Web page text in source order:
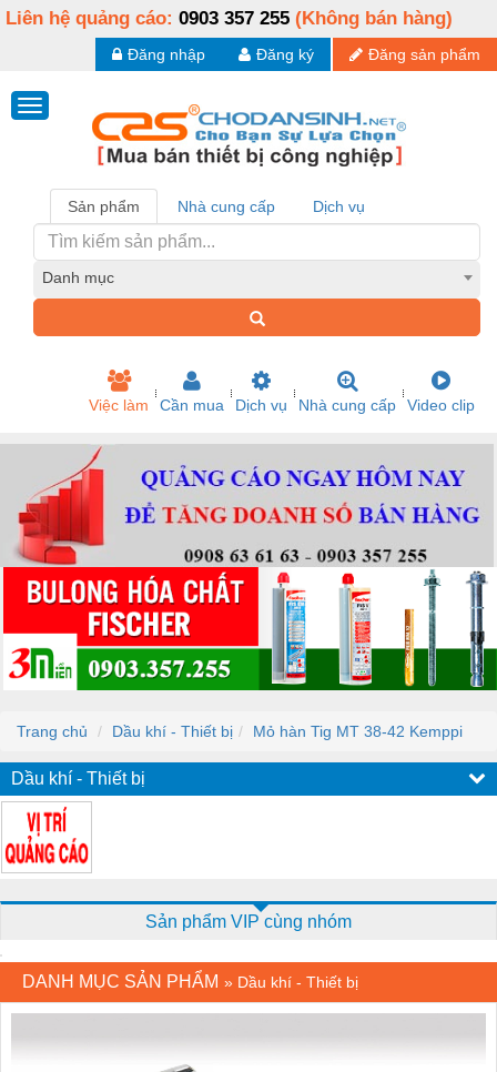
Liên hệ quảng cáo: 0903 357 255 (Không bán hàng)
Đăng sản phẩm
Đăng ký
Đăng nhập
Sản phẩm Nhà cung cấp Dịch vụ
Danh mục
Việc làm Cần mua Dịch vụ Nhà cung cấp Video clip
Trang chủ Dầu khí - Thiết bị Mỏ hàn Tig MT 38-42 Kemppi
Dầu khí - Thiết bị
Sản phẩm VIP cùng nhóm
DANH MỤC SẢN PHẨM » Dầu khí - Thiết bị